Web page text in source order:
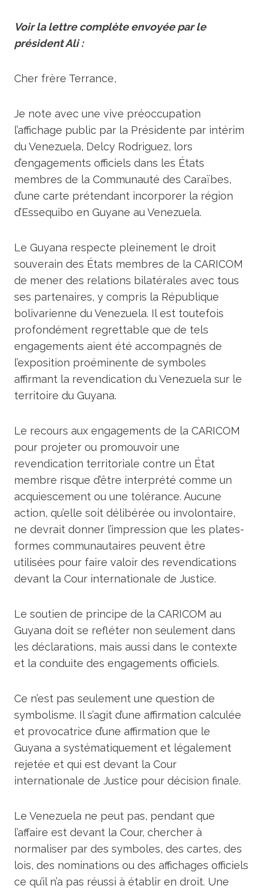
Voir la lettre complète envoyée par le
président Ali :
Cher frère Terrance,
Je note avec une vive préoccupation
l’affichage public par la Présidente par intérim
du Venezuela, Delcy Rodriguez, lors
d’engagements officiels dans les États
membres de la Communauté des Caraïbes,
d’une carte prétendant incorporer la région
d’Essequibo en Guyane au Venezuela.
Le Guyana respecte pleinement le droit
souverain des États membres de la CARICOM
de mener des relations bilatérales avec tous
ses partenaires, y compris la République
bolivarienne du Venezuela. Il est toutefois
profondément regrettable que de tels
engagements aient été accompagnés de
l’exposition proéminente de symboles
affirmant la revendication du Venezuela sur le
territoire du Guyana.
Le recours aux engagements de la CARICOM
pour projeter ou promouvoir une
revendication territoriale contre un État
membre risque d’être interprété comme un
acquiescement ou une tolérance. Aucune
action, qu’elle soit délibérée ou involontaire,
ne devrait donner l’impression que les plates-
formes communautaires peuvent être
utilisées pour faire valoir des revendications
devant la Cour internationale de Justice.
Le soutien de principe de la CARICOM au
Guyana doit se refléter non seulement dans
les déclarations, mais aussi dans le contexte
et la conduite des engagements officiels.
Ce n’est pas seulement une question de
symbolisme. Il s’agit d’une affirmation calculée
et provocatrice d’une affirmation que le
Guyana a systématiquement et légalement
rejetée et qui est devant la Cour
internationale de Justice pour décision finale.
Le Venezuela ne peut pas, pendant que
l’affaire est devant la Cour, chercher à
normaliser par des symboles, des cartes, des
lois, des nominations ou des affichages officiels
ce qu’il n’a pas réussi à établir en droit. Une